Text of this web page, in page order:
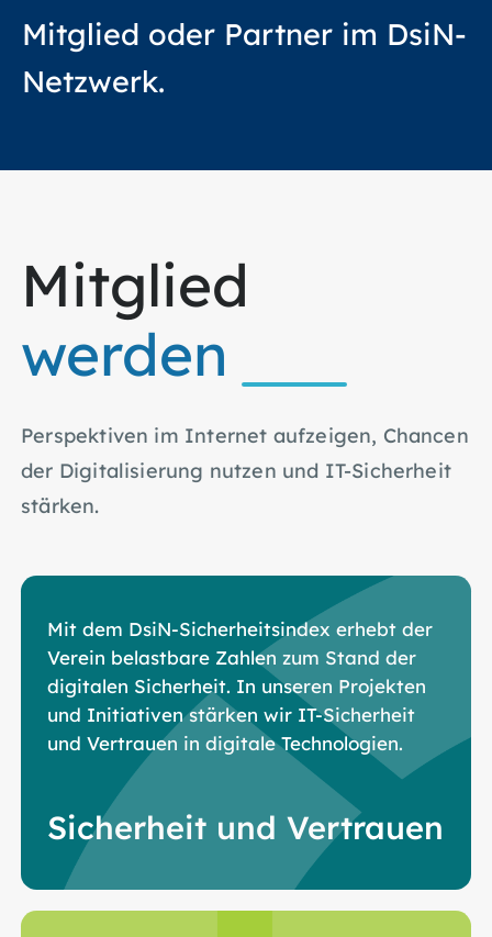
Mitglied oder Partner im DsiN-
Netzwerk.
Mitglied
werden
Perspektiven im Internet aufzeigen, Chancen
der Digitalisierung nutzen und IT-Sicherheit
stärken.
Mit dem DsiN-Sicherheitsindex erhebt der
Verein belastbare Zahlen zum Stand der
digitalen Sicherheit. In unseren Projekten
und Initiativen stärken wir IT-Sicherheit
und Vertrauen in digitale Technologien.
Sicherheit und Vertrauen